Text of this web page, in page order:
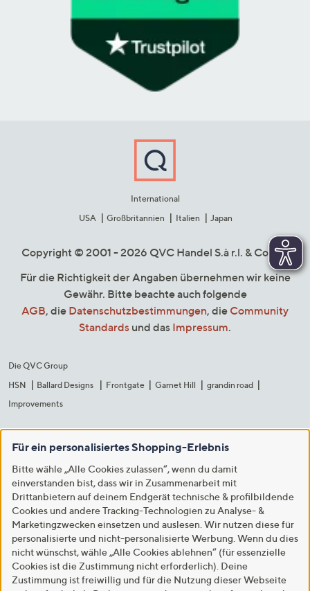
International
USA
Großbritannien Italien Japan
Copyright © 2001 - 2026 QVC Handel S.à r.l. & Co. KG
Für die Richtigkeit der Angaben übernehmen wir keine
Gewähr. Bitte beachte auch folgende
AGB, die Datenschutzbestimmungen, die Community
Standards und das Impressum.
Die QVC Group
HSN
Ballard Designs Frontgate Garnet Hill
grandin road
Improvements
Für ein personalisiertes Shopping-Erlebnis
Bitte wähle „Alle Cookies zulassen“, wenn du damit
einverstanden bist, dass wir in Zusammenarbeit mit
Drittanbietern auf deinem Endgerät technische & profilbildende
Cookies und andere Tracking-Technologien zu Analyse- &
Marketingzwecken einsetzen und auslesen. Wir nutzen diese für
personalisierte und nicht-personalisierte Werbung. Wenn du dies
nicht wünschst, wähle „Alle Cookies ablehnen“ (für essenzielle
Cookies ist die Zustimmung nicht erforderlich). Deine
Zustimmung ist freiwillig und für die Nutzung dieser Webseite